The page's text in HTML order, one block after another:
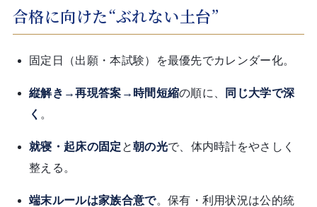
合格に向けた“ぶれない土台”
固定日（出願・本試験）を最優先でカレンダー化。
縦解き→再現答案→時間短縮の順に、
同じ大学で深
く 。
就寝・起床の固定 と朝の光で、体内時計をやさしく
整える。
端末ルールは家族合意で。保有・利用状況は公的統